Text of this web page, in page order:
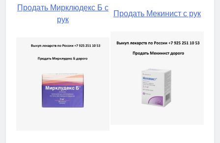
Продать Мирклюдекс Б с
рук
Продать Мекинист с рук